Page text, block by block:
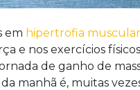
em hipertrofia muscular
e nos exercícios
de ganho de
manhã é, muitas